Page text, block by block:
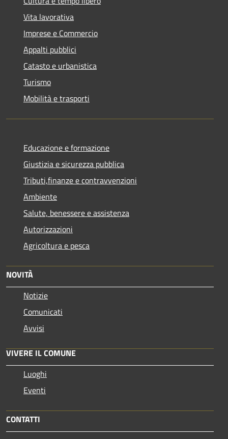
Vita lavorativa
Imprese e Commercio
Appalti pubblici
Catasto e urbanistica
Turismo
Mobilità e trasporti
Educazione e formazione
Giustizia e sicurezza pubblica
Tributi,finanze e contravvenzioni
Ambiente
Salute, benessere e assistenza
Autorizzazioni
Agricoltura e pesca
NOVITÀ
Notizie
Comunicati
Avvisi
VIVERE IL COMUNE
Luoghi
Eventi
CONTATTI